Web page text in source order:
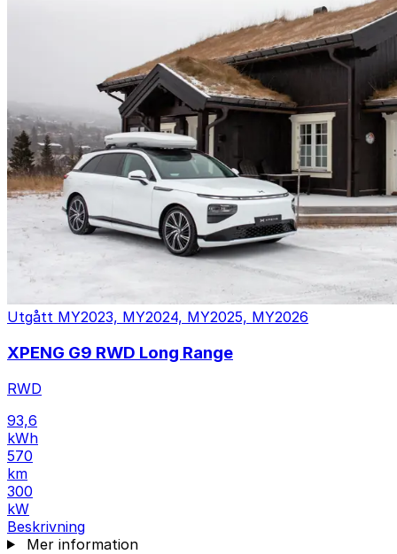
Utgått MY2023, MY2024, MY2025, MY2026
XPENG G9 RWD Long Range
RWD
93,6
kWh
570
km
300
kW
Beskrivning
Mer information